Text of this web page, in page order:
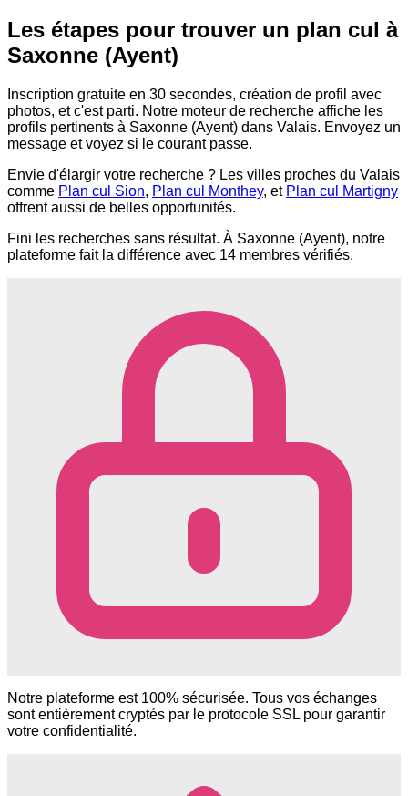
Les étapes pour trouver un plan cul à
Saxonne (Ayent)
Inscription gratuite en 30 secondes, création de profil avec
photos, et c'est parti. Notre moteur de recherche affiche les
profils pertinents à Saxonne (Ayent) dans Valais. Envoyez un
message et voyez si le courant passe.
Envie d'élargir votre recherche ? Les villes proches du Valais
comme Plan cul Sion, Plan cul Monthey, et Plan cul Martigny
offrent aussi de belles opportunités.
Fini les recherches sans résultat. À Saxonne (Ayent), notre
plateforme fait la différence avec 14 membres vérifiés.
Notre plateforme est 100% sécurisée. Tous vos échanges
sont entièrement cryptés par le protocole SSL pour garantir
votre confidentialité.